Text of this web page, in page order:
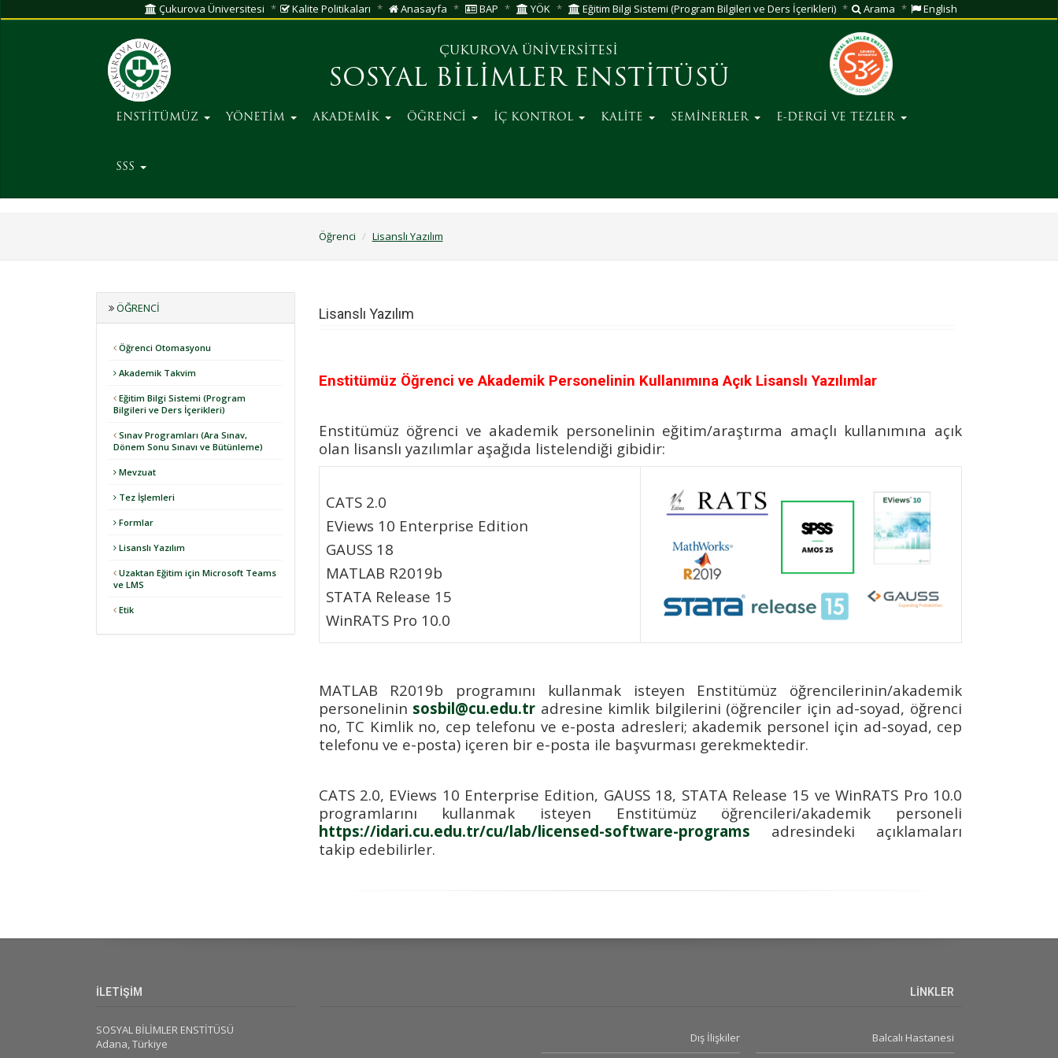
Çukurova Üniversitesi Kalite Politikaları Anasayfa BAP YÖK Eğitim Bilgi Sistemi (Program Bilgileri ve Ders İçerikleri) Arama English
ÇUKUROVA ÜNİVERSİTESİ
SOSYAL BİLİMLER ENSTİTÜSÜ
ENSTİTÜMÜZ YÖNETİM AKADEMİK ÖĞRENCİ İÇ KONTROL KALİTE SEMİNERLER E-DERGİ VE TEZLER
SSS
Öğrenci Lisanslı Yazılım
ÖĞRENCI
Öğrenci Otomasyonu
Akademik Takvim
Eğitim Bilgi Sistemi (Program
Bilgileri ve Ders İçerikleri)
Sınav Programları (Ara Sınav,
Dönem Sonu Sınavı ve Bütünleme)
Mevzuat
Tez İşlemleri
Formlar
Lisanslı Yazılım
Uzaktan Eğitim için Microsoft Teams
ve LMS
Etik
Lisanslı Yazılım
Enstitümüz Öğrenci ve Akademik Personelinin Kullanımına Açık Lisanslı Yazılımlar
Enstitümüz öğrenci ve akademik personelinin eğitim/araştırma amaçlı kullanımına açık
olan lisanslı yazılımlar aşağıda listelendiği gibidir:
CATS 2.0
EViews 10 Enterprise Edition
GAUSS 18
MATLAB R2019b
STATA Release 15
WinRATS Pro 10.0
MATLAB R2019b programını kullanmak isteyen Enstitümüz öğrencilerinin/akademik
personelinin sosbil@cu.edu.tr adresine kimlik bilgilerini (öğrenciler için ad-soyad, öğrenci
no, TC Kimlik no, cep telefonu ve e-posta adresleri; akademik personel için ad-soyad, cep
telefonu ve e-posta) içeren bir e-posta ile başvurması gerekmektedir.
CATS 2.0, EViews 10 Enterprise Edition, GAUSS 18, STATA Release 15 ve WinRATS Pro 10.0
programlarını kullanmak isteyen Enstitümüz öğrencileri/akademik personeli
https://idari.cu.edu.tr/cu/lab/licensed-software-programs adresindeki açıklamaları
takip edebilirler.
İLETİŞİM
SOSYAL BİLİMLER ENSTİTÜSÜ
Adana, Türkiye
LİNKLER
Balcalı Hastanesi
Dış İlişkiler